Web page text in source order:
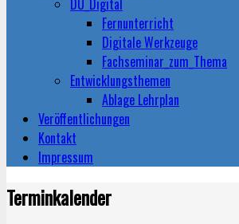
DU_Digital
Fernunterricht
Digitale Werkzeuge
Fachseminar_zum_Thema
Entwicklungsthemen
Ablage Lehrplan
Veröffentlichungen
Kontakt
Impressum
Terminkalender